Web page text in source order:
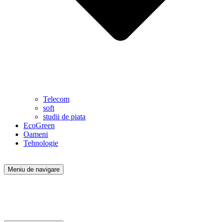
Telecom
soft
studii de piata
EcoGreen
Oameni
Tehnologie
Meniu de navigare